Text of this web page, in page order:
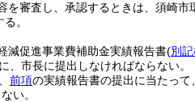
審査し、承認するときは、須崎
。
減促進事業費補助金実績報告書(別
市長に提出しなければならない。
前項の実績報告書の提出に当たっ
い。